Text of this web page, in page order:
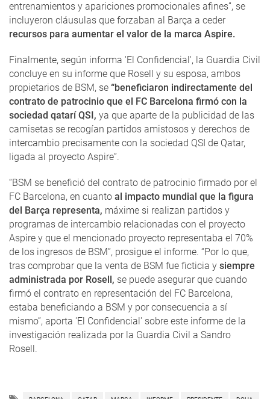
entrenamientos y apariciones promocionales afines”, se
incluyeron cláusulas que forzaban al Barça a ceder
recursos para aumentar el valor de la marca Aspire.
Finalmente, según informa 'El Confidencial', la Guardia Civil
concluye en su informe que Rosell y su esposa, ambos
propietarios de BSM, se “beneficiaron indirectamente del
contrato de patrocinio que el FC Barcelona firmó con la
sociedad qatarí QSI, ya que aparte de la publicidad de las
camisetas se recogían partidos amistosos y derechos de
intercambio precisamente con la sociedad QSI de Qatar,
ligada al proyecto Aspire”.
“BSM se benefició del contrato de patrocinio firmado por el
FC Barcelona, en cuanto al impacto mundial que la figura
del Barça representa, máxime si realizan partidos y
programas de intercambio relacionadas con el proyecto
Aspire y que el mencionado proyecto representaba el 70%
de los ingresos de BSM”, prosigue el informe. “Por lo que,
tras comprobar que la venta de BSM fue ficticia y siempre
administrada por Rosell, se puede asegurar que cuando
firmó el contrato en representación del FC Barcelona,
estaba beneficiando a BSM y por consecuencia a sí
mismo”, aporta 'El Confidencial' sobre este informe de la
investigación realizada por la Guardia Civil a Sandro
Rosell.